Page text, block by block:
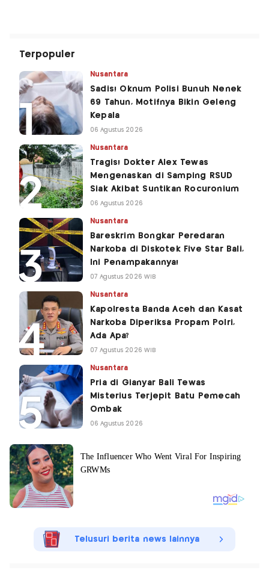
Terpopuler
Nusantara
Sadis! Oknum Polisi Bunuh Nenek
69 Tahun, Motifnya Bikin Geleng
Kepala
06 Agustus 2026
Nusantara
Tragis! Dokter Alex Tewas
Mengenaskan di Samping RSUD
Siak Akibat Suntikan Rocuronium
06 Agustus 2026
Nusantara
Bareskrim Bongkar Peredaran
Narkoba di Diskotek Five Star Bali,
Ini Penampakannya!
07 Agustus 2026 WIB
Nusantara
Kapolresta Banda Aceh dan Kasat
Narkoba Diperiksa Propam Polri,
Ada Apa?
07 Agustus 2026 WIB
Nusantara
Pria di Gianyar Bali Tewas
Misterius Terjepit Batu Pemecah
Ombak
06 Agustus 2026
Telusuri berita news lainnya